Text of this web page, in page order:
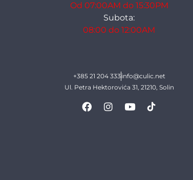
Od 07:00AM do 15:30PM
Subota:
08:00 do 12:00AM
+385 21 204 333info@culic.net
Ul. Petra Hektorovića 31, 21210, Solin